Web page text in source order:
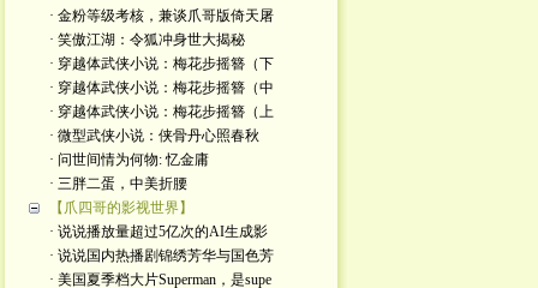
· 金粉等级考核，兼谈爪哥版倚天屠
· 笑傲江湖：令狐冲身世大揭秘
· 穿越体武侠小说：梅花步摇簪（下
· 穿越体武侠小说：梅花步摇簪（中
· 穿越体武侠小说：梅花步摇簪（上
· 微型武侠小说：侠骨丹心照春秋
· 问世间情为何物: 忆金庸
· 三胖二蛋，中美折腰
【爪四哥的影视世界】
· 说说播放量超过5亿次的AI生成影
· 说说国内热播剧锦绣芳华与国色芳
· 美国夏季档大片Superman，是supe